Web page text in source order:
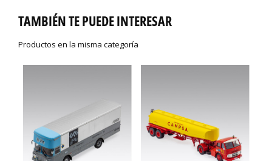
TAMBIÉN TE PUEDE INTERESAR
Productos en la misma categoría